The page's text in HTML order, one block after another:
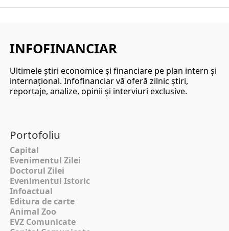
INFOFINANCIAR
Ultimele ştiri economice şi financiare pe plan intern şi
internaţional. Infofinanciar vă oferă zilnic ştiri,
reportaje, analize, opinii şi interviuri exclusive.
Portofoliu
Capital
Evenimentul Zilei
Doctorul Zilei
Evenimentul Istoric
Infoactual
Editura de carte
Animal Zoo
EVZ Comunicate